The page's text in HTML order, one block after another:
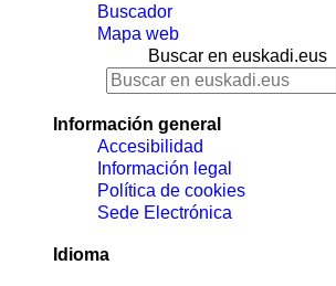
Buscador
Mapa web
Buscar en euskadi.eus
Información general
Accesibilidad
Información legal
Política de cookies
Sede Electrónica
Idioma